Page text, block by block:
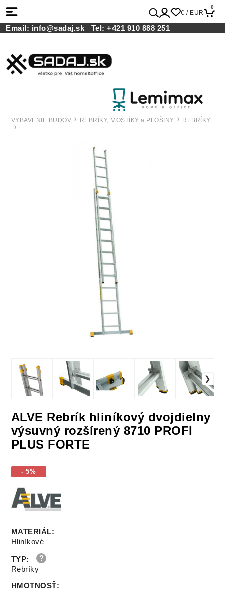
€ / EUR
0
Email: info@sadaj.sk Tel:+421 910 888 251
VYBAVENIE BUDOV REBRÍKY, MOSTÍKY a PLOŠINY REBRÍKY
ALVE Rebrík hliníkový dvojdielny
výsuvný rozšírený 8710 PROFI
PLUS FORTE
- 5%
MATERIÁL:
Hliníkové
TYP:
Rebríky
HMOTNOSŤ: